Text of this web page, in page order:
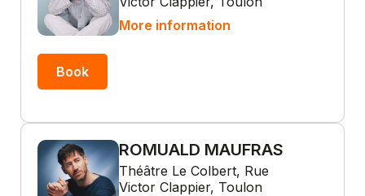
More information
Book
ROMUALD MAUFRAS
Théâtre Le Colbert, Rue
Victor Clappier, Toulon